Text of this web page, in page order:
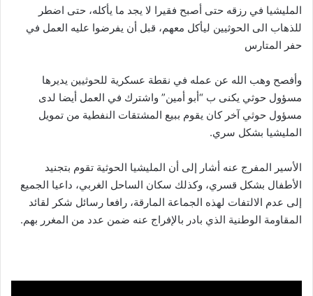
المليشيا في رزقه حتى أصبح فقيرا لا يجد ما يأكله، حتى اضطر
للذهاب الى الحوثيين ليأكل معهم، قبل أن يفرضوا عليه العمل في
حفر المتارس
وأفصح وهب الله عن عمله في نقطة عسكرية للحوثيين يديرها
مسؤول حوثي يكنى ب “أبو أمين” واشترك في العمل أيضا لدى
مسؤول حوثي آخر كان يقوم ببيع المشتقات النفطية من تمويل
المليشيا بشكل سري.
الأسير المفرج عنه أشار إلى أن المليشيا الحوثية تقوم بتجنيد
الأطفال بشكل قسري، وكذلك سكان الساحل الغربي، داعيا الجميع
إلى عدم الالتفات لهذه الجماعة المارقة، رافعا رسائل شكر لقائد
المقاومة الوطنية الذي بادر بالإفراج عنه ضمن عدد من المغرر بهم.